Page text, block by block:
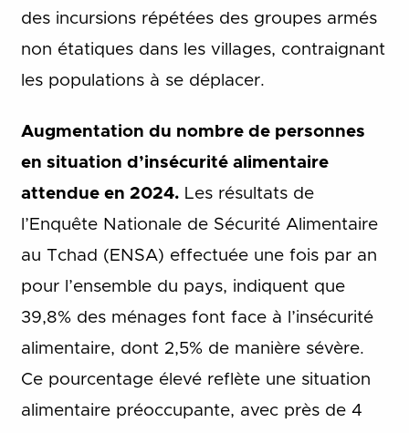
des incursions répétées des groupes armés
non étatiques dans les villages, contraignant
les populations à se déplacer.
Augmentation du nombre de personnes
en situation d’insécurité alimentaire
attendue en 2024. Les résultats de
l’Enquête Nationale de Sécurité Alimentaire
au Tchad (ENSA) effectuée une fois par an
pour l’ensemble du pays, indiquent que
39,8% des ménages font face à l’insécurité
alimentaire, dont 2,5% de manière sévère.
Ce pourcentage élevé reflète une situation
alimentaire préoccupante, avec près de 4